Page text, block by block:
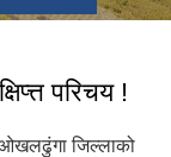
परिचय !
जिल्लाको